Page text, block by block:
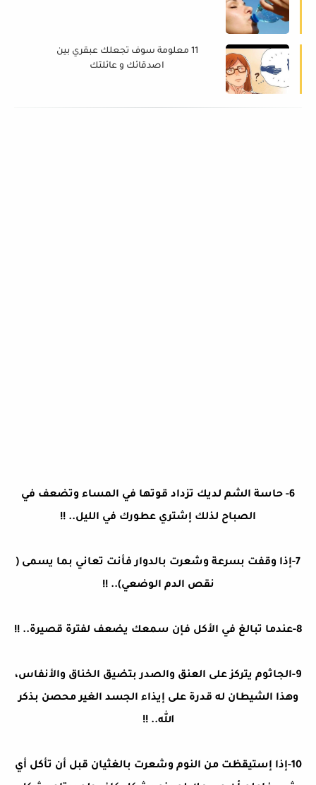
11 معلومة سوف تجعلك عبقري بين
اصدقائك و عائلتك
6- حاسة الشم لديك تزداد قوتها في المساء وتضعف في
الصباح لذلك إشتري عطورك في الليل.. !!
7-إذا وقفت بسرعة وشعرت بالدوار فأنت تعاني بما يسمى (
نقص الدم الوضعي).. !!
8-عندما تبالغ في الأكل فإن سمعك يضعف لفترة قصيرة.. !!
9-الجاثوم يتركز على العنق والصدر بتضيق الخناق والأنفاس،
وهذا الشيطان له قدرة على إيذاء الجسد الغير محصن بذكر
الله.. !!
10-إذا إستيقظت من النوم وشعرت بالغثيان قبل أن تأكل أي